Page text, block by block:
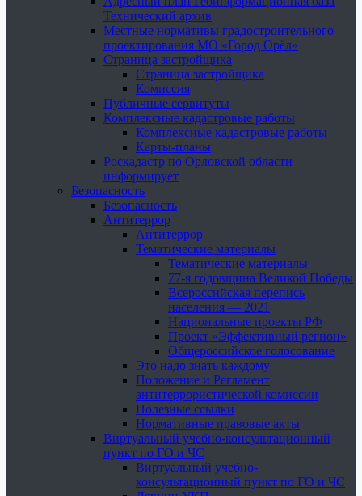
Технический архив
Местные нормативы градостроительного
проектирования МО «Город Орёл»
Страница застройщика
Страница застройщика
Комиссия
Публичные сервитуты
Комплексные кадастровые работы
Комплексные кадастровые работы
Карты-планы
Роскадастр по Орловской области
информирует
Безопасность
Безопасность
Антитеррор
Антитеррор
Тематические материалы
Тематические материалы
77-я годовщина Великой Победы
Всероссийская перепись
населения — 2021
Национальные проекты РФ
Проект «Эффективный регион»
Общероссийское голосование
Это надо знать каждому
Положение и Регламент
антитеррористической комиссии
Полезные ссылки
Нормативные правовые акты
Виртуальный учебно-консультационный
пункт по ГО и ЧС
Виртуальный учебно-
консультационный пункт по ГО и ЧС